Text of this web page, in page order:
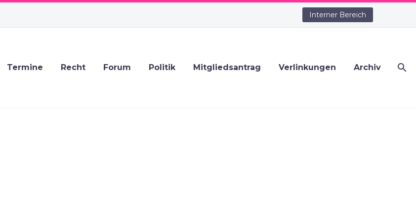
Interner Bereich
Termine Recht Forum Politik Mitgliedsantrag Verlinkungen Archiv